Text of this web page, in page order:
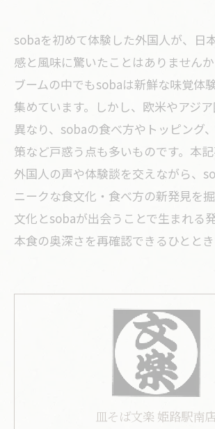
sobaを初めて体験した外国人が、日
感と風味に驚いたことはありません
ブームの中でもsobaは新鮮な味覚体
集めています。しかし、欧米やアジ
異なり、sobaの食べ方やトッピング
策など戸惑う点も多いものです。本
外国人の声や体験談を交えながら、
ニークな食文化・食べ方の新発見を
文化とsobaが出会うことで生まれる
本食の奥深さを再確認できるひととき
皿そば文楽 姫路駅南